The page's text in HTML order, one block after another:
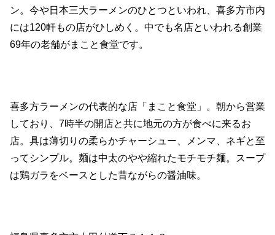
ン。今や日本三大ラーメンのひとつといわれ、喜多方市内
には120軒もの店がひしめく。中でも名店といわれる創業
69年の老舗がまこと食堂です。
喜多方ラーメンの代表的な店「まこと食堂」。朝から営業
しており、7時半の開店と共に地元の方が食べに来るお
店。具は薄切りの柔らかチャーシュー、メンマ、ネギと至
ってシンプル。麺は中太のやや縮れたモチモチ麺。スープ
は鶏ガラをベースとした昔ながらの醤油味。